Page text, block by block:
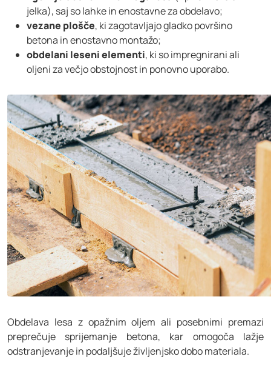
jelka), saj so lahke in enostavne za obdelavo;
vezane plošče, ki zagotavljajo gladko površino
betona in enostavno montažo;
obdelani leseni elementi, ki so impregnirani ali
oljeni za večjo obstojnost in ponovno uporabo.
Obdelava lesa z opažnim oljem ali posebnimi premazi
preprečuje sprijemanje betona, kar omogoča lažje
odstranjevanje in podaljšuje življenjsko dobo materiala.